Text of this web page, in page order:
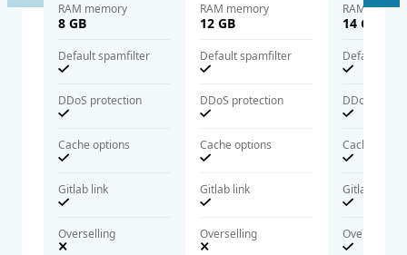
RAM memory
8 GB
Default spamfilter
DDoS protection
Cache options
Gitlab link
Overselling
RAM memory
12 GB
Default spamfilter
DDoS protection
Cache options
Gitlab link
Overselling
RAM
14 GB
Default
DDoS
Cache
Gitlab link
Overselling